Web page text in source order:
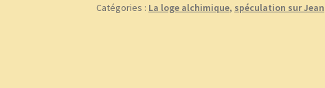
Catégories : La loge alchimique, spéculation sur Jean